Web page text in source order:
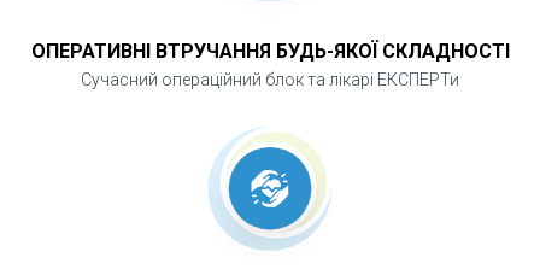
ОПЕРАТИВНІ ВТРУЧАННЯ БУДЬ-ЯКОЇ СКЛАДНОСТІ
Сучасний операційний блок та лікарі ЕКСПЕРТи